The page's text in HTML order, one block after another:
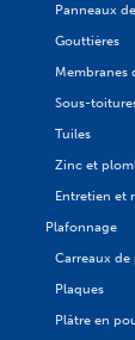
Panneaux
Gouttières
Membranes
Sous-
Tuiles
Zinc et
Entretien et
Plafonnage
Carreaux de
Plaques
Plâtre en